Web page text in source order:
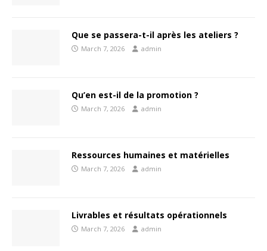
Que se passera-t-il après les ateliers ?
March 7, 2026 admin
Qu’en est-il de la promotion ?
March 7, 2026 admin
Ressources humaines et matérielles
March 7, 2026 admin
Livrables et résultats opérationnels
March 7, 2026 admin